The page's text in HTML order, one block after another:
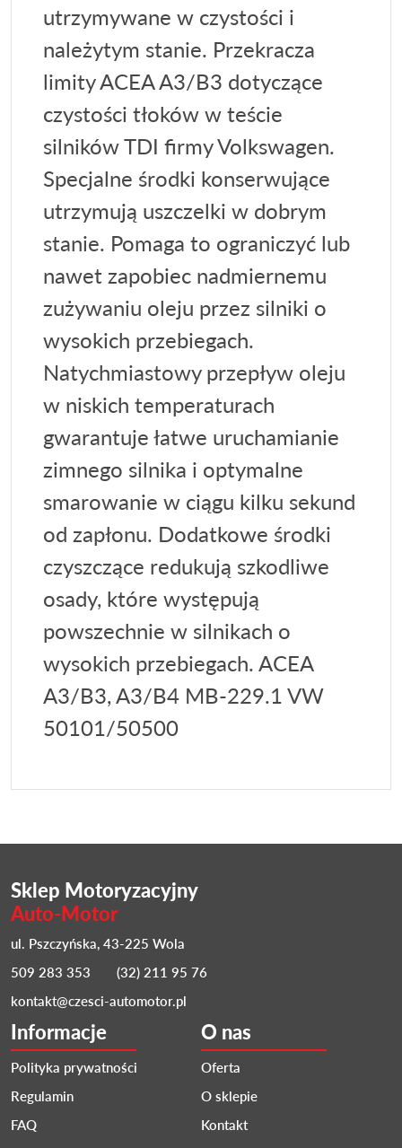
utrzymywane w czystości i
należytym stanie. Przekracza
limity ACEA A3/B3 dotyczące
czystości tłoków w teście
silników TDI firmy Volkswagen.
Specjalne środki konserwujące
utrzymują uszczelki w dobrym
stanie. Pomaga to ograniczyć lub
nawet zapobiec nadmiernemu
zużywaniu oleju przez silniki o
wysokich przebiegach.
Natychmiastowy przepływ oleju
w niskich temperaturach
gwarantuje łatwe uruchamianie
zimnego silnika i optymalne
smarowanie w ciągu kilku sekund
od zapłonu. Dodatkowe środki
czyszczące redukują szkodliwe
osady, które występują
powszechnie w silnikach o
wysokich przebiegach. ACEA
A3/B3, A3/B4 MB-229.1 VW
50101/50500
Sklep Motoryzacyjny
Auto-Motor
ul. Pszczyńska, 43-225 Wola
509 283 353
(32) 211 95 76
kontakt@czesci-automotor.pl
Informacje
Polityka prywatności
Regulamin
FAQ
O nas
Oferta
O sklepie
Kontakt